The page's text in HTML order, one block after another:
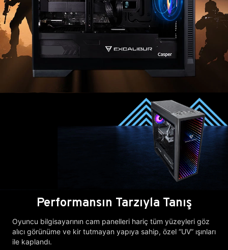
Performansın Tarzıyla Tanış
Oyuncu bilgisayarının cam panelleri hariç tüm yüzeyleri göz
alıcı görünüme ve kir tutmayan yapıya sahip, özel “UV” ışınları
ile kaplandı.